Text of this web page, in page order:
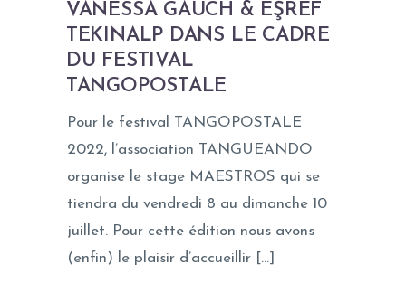
VANESSA GAUCH & EŞREF
TEKINALP DANS LE CADRE
DU FESTIVAL
TANGOPOSTALE
Pour le festival TANGOPOSTALE
2022, l’association TANGUEANDO
organise le stage MAESTROS qui se
tiendra du vendredi 8 au dimanche 10
juillet. Pour cette édition nous avons
(enfin) le plaisir d’accueillir […]